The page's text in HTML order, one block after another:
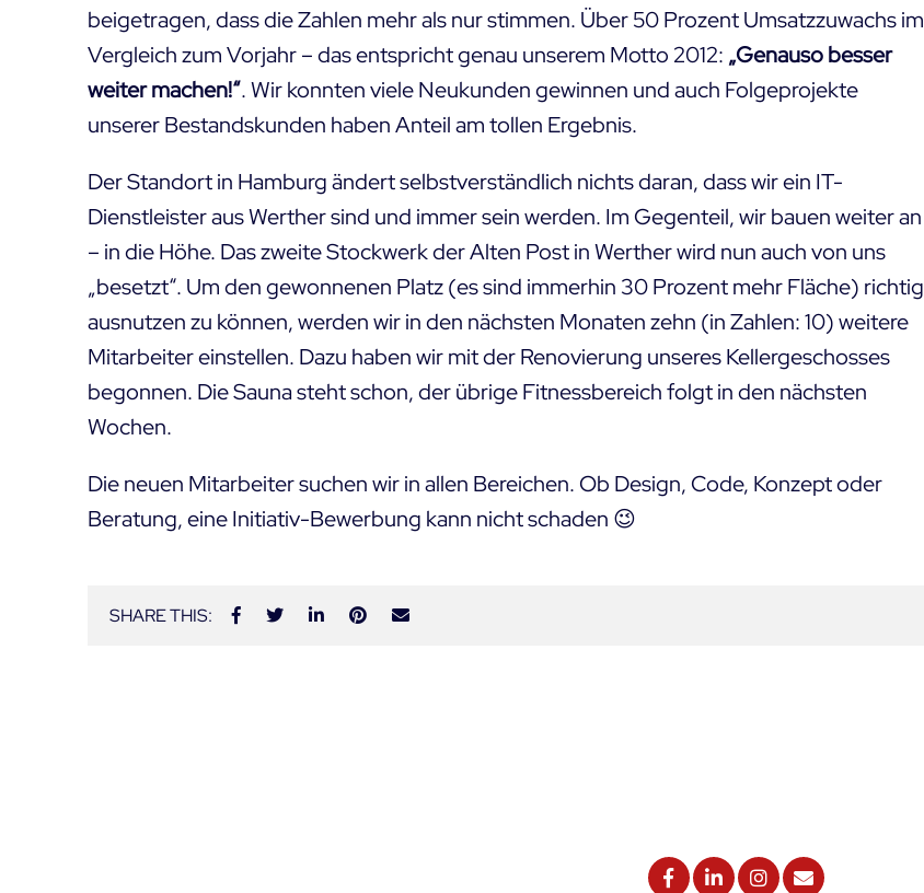
beigetragen, dass die Zahlen mehr als nur stimmen. Über 50 Prozent Umsatzzuwachs im
Vergleich zum Vorjahr – das entspricht genau unserem Motto 2012: „Genauso besser
weiter machen!“. Wir konnten viele Neukunden gewinnen und auch Folgeprojekte
unserer Bestandskunden haben Anteil am tollen Ergebnis.
Der Standort in Hamburg ändert selbstverständlich nichts daran, dass wir ein IT-
Dienstleister aus Werther sind und immer sein werden. Im Gegenteil, wir bauen weiter an
– in die Höhe. Das zweite Stockwerk derAlten Post in Wertherwird nun auch von uns
„besetzt“. Um den gewonnenen Platz (es sind immerhin 30 Prozent mehr Fläche) richtig
ausnutzen zu können, werden wir in den nächsten Monaten zehn (in Zahlen: 10) weitere
Mitarbeiter einstellen. Dazu haben wir mit der Renovierung unseres Kellergeschosses
begonnen. Die Sauna steht schon, der übrige Fitnessbereich folgt in den nächsten
Wochen.
Die neuen Mitarbeiter suchen wir in allen Bereichen. Ob Design, Code, Konzept oder
Beratung, eine Initiativ-Bewerbung kann nicht schaden 😉
SHARE THIS: